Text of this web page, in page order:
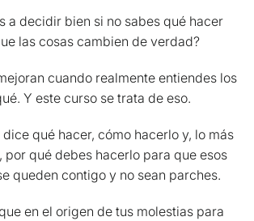
a decidir bien si no sabes qué hacer
las cosas cambien de verdad?
cuando realmente entiendes los
Y este curso se trata de eso.
qué hacer, cómo hacerlo y, lo más
por qué debes hacerlo para que esos
queden contigo y no sean parches.
en el origen de tus molestias para